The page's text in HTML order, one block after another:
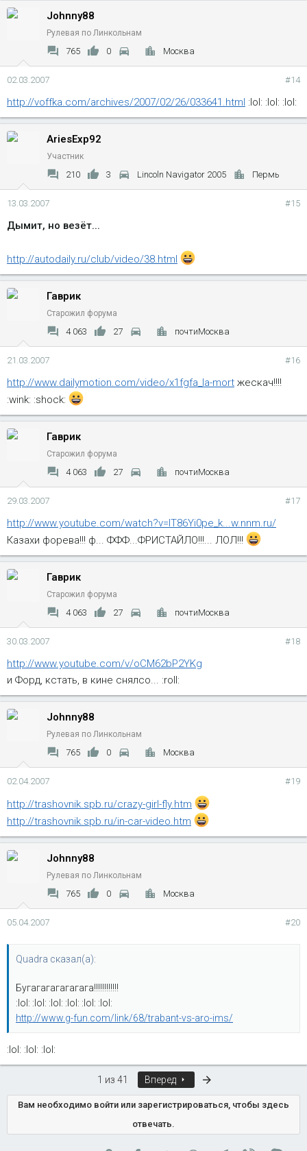
Johnny88
Рулевая по Линкольнам
765 0 Москва
02.03.2007 #14
http://voffka.com/archives/2007/02/26/033641.html :lol: :lol: :lol:
AriesExp92
Участник
210 3 Lincoln Navigator 2005 Пермь
13.03.2007 #15
Дымит, но везёт...
http://autodaily.ru/club/video/38.html
Гаврик
Старожил форума
4 063 27 почтиМосква
21.03.2007 #16
http://www.dailymotion.com/video/x1fgfa_la-mort жескач!!!!
:wink: :shock:
Гаврик
Старожил форума
4 063 27 почтиМосква
29.03.2007 #17
http://www.youtube.com/watch?v=IT86Yi0pe_k...w.nnm.ru/
Казахи форева!!! ф... ФФФ...ФРИСТАЙЛО!!!... ЛОЛ!!!
Гаврик
Старожил форума
4 063 27 почтиМосква
30.03.2007 #18
http://www.youtube.com/v/oCM62bP2YKg
и Форд, кстать, в кине снялсо... :roll:
Johnny88
Рулевая по Линкольнам
765 0 Москва
02.04.2007 #19
http://trashovnik.spb.ru/crazy-girl-fly.htm
http://trashovnik.spb.ru/in-car-video.htm
Johnny88
Рулевая по Линкольнам
765 0 Москва
05.04.2007 #20
Quadra сказал(а):
Бугагагагагагага!!!!!!!!!!!!
:lol: :lol: :lol: :lol: :lol: :lol:
http://www.g-fun.com/link/68/trabant-vs-aro-ims/
:lol: :lol: :lol:
1 из 41 Вперед
Вам необходимо войти или зарегистрироваться, чтобы здесь
отвечать.